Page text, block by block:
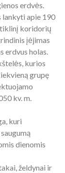
erdvės.
lankyti apie 190
koridorių
įėjimas
erdvus holas.
kurios
grupę
kv. m.
kuri
dienomis
želdynai ir